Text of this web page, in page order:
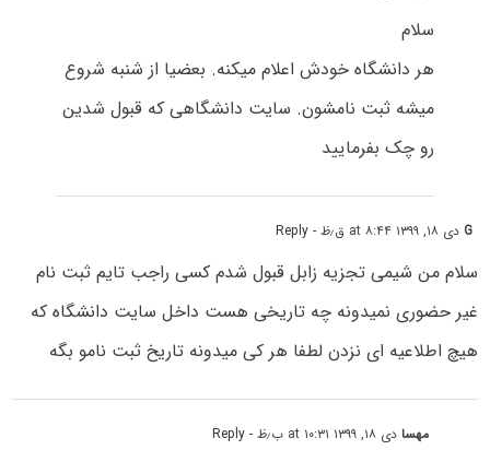
سلام
هر دانشگاه خودش اعلام میکنه. بعضیا از شنبه شروع
میشه ثبت نامشون. سایت دانشگاهی که قبول شدین
رو چک بفرمایید
G دی ۱۸, ۱۳۹۹ at ۸:۴۴ ق٫ظ - Reply
سلام من شیمی تجزیه زابل قبول شدم کسی راجب تایم ثبت نام
غیر حضوری نمیدونه چه تاریخی هست داخل سایت دانشگاه که
هیچ اطلاعیه ای نزدن لطفا هر کی میدونه تاریخ ثبت نامو بگه
مهسادی ۱۸, ۱۳۹۹ at ۱۰:۳۱ ب٫ظ - Reply